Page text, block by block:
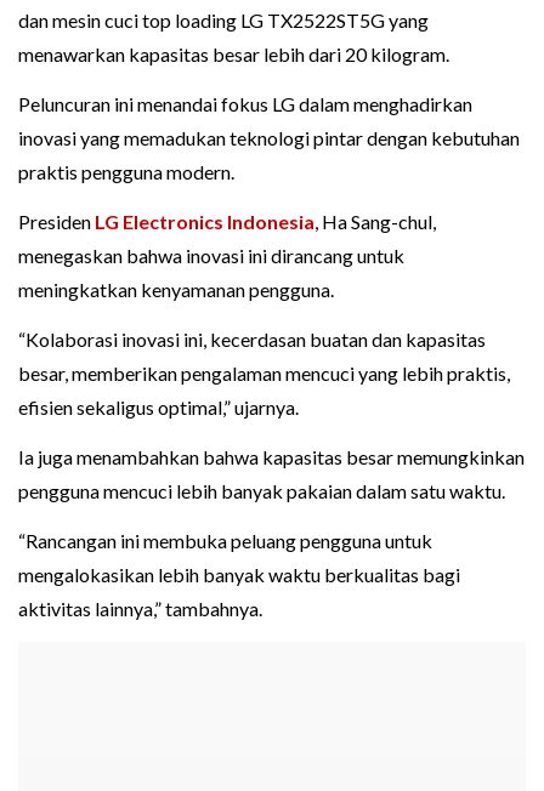
dan mesin cuci top loading LG TX2522ST5G yang
menawarkan kapasitas besar lebih dari 20 kilogram.
Peluncuran ini menandai fokus LG dalam menghadirkan
inovasi yang memadukan teknologi pintar dengan kebutuhan
praktis pengguna modern.
Presiden LG Electronics Indonesia, Ha Sang-chul,
menegaskan bahwa inovasi ini dirancang untuk
meningkatkan kenyamanan pengguna.
“Kolaborasi inovasi ini, kecerdasan buatan dan kapasitas
besar, memberikan pengalaman mencuci yang lebih praktis,
efisien sekaligus optimal,” ujarnya.
Ia juga menambahkan bahwa kapasitas besar memungkinkan
pengguna mencuci lebih banyak pakaian dalam satu waktu.
“Rancangan ini membuka peluang pengguna untuk
mengalokasikan lebih banyak waktu berkualitas bagi
aktivitas lainnya,” tambahnya.